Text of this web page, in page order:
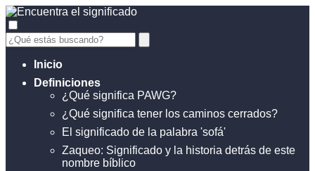
Inicio
Definiciones
¿Qué significa PAWG?
¿Qué significa tener los caminos cerrados?
El significado de la palabra 'sofá'
Zaqueo: Significado y la historia detrás de este
nombre bíblico